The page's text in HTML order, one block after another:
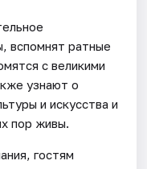
вспомнят ратные
с великими
узнают о
и искусства и
пор живы.
гостям